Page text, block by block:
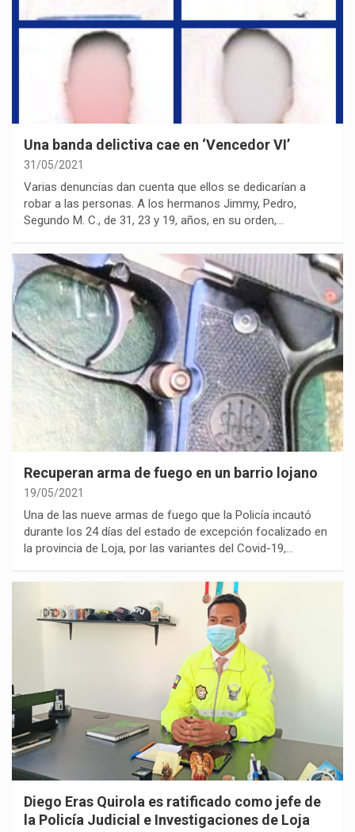
Una banda delictiva cae en ‘Vencedor VI’
31/05/2021
Varias denuncias dan cuenta que ellos se dedicarían a
robar a las personas. A los hermanos Jimmy, Pedro,
Segundo M. C., de 31, 23 y 19, años, en su orden,…
Recuperan arma de fuego en un barrio lojano
19/05/2021
Una de las nueve armas de fuego que la Policía incautó
durante los 24 días del estado de excepción focalizado en
la provincia de Loja, por las variantes del Covid-19,…
Diego Eras Quirola es ratificado como jefe de
la Policía Judicial e Investigaciones de Loja